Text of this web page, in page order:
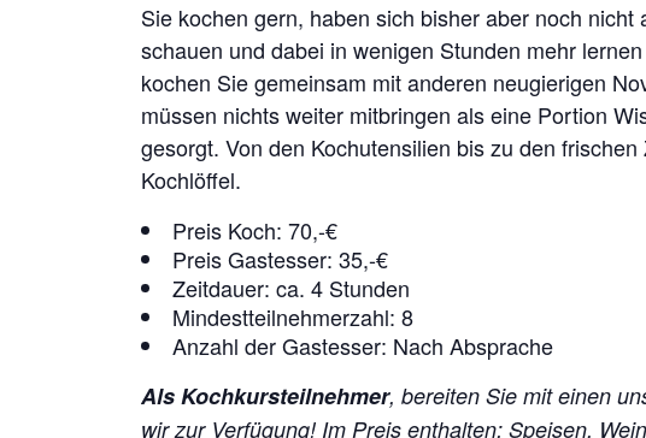
Sie kochen gern, haben sich bisher aber noch
schauen und dabei in wenigen Stunden mehr
kochen Sie gemeinsam mit anderen neugierigen
müssen nichts weiter mitbringen als eine Portion
gesorgt. Von den Kochutensilien bis zu den
Kochlöffel.
Preis Koch: 70,-€
Preis Gastesser: 35,-€
Zeitdauer: ca. 4 Stunden
Mindestteilnehmerzahl: 8
Anzahl der Gastesser: Nach Absprache
Als Kochkursteilnehmer, bereiten Sie mit einen
wir zur Verfügung! Im Preis enthalten: Speisen,